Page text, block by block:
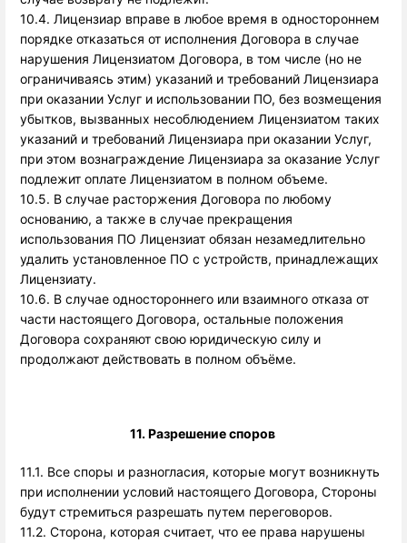
10.4. Лицензиар вправе в любое время в одностороннем
порядке отказаться от исполнения Договора в случае
нарушения Лицензиатом Договора, в том числе (но не
ограничиваясь этим) указаний и требований Лицензиара
при оказании Услуг и использовании ПО, без возмещения
убытков, вызванных несоблюдением Лицензиатом таких
указаний и требований Лицензиара при оказании Услуг,
при этом вознаграждение Лицензиара за оказание Услуг
подлежит оплате Лицензиатом в полном объеме.
10.5. В случае расторжения Договора по любому
основанию, а также в случае прекращения
использования ПО Лицензиат обязан незамедлительно
удалить установленное ПО с устройств, принадлежащих
Лицензиату.
10.6. В случае одностороннего или взаимного отказа от
части настоящего Договора, остальные положения
Договора сохраняют свою юридическую силу и
продолжают действовать в полном объёме.
11. Разрешение споров
11.1. Все споры и разногласия, которые могут возникнуть
при исполнении условий настоящего Договора, Стороны
будут стремиться разрешать путем переговоров.
11.2. Сторона, которая считает, что ее права нарушены